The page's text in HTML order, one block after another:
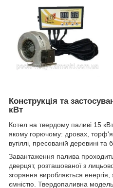
Конструкція та
кВт
Котел на твердому паливі 15
якому горючому: дровах,
вугіллі, пресованій деревині та
Завантаження палива
дверцят, розташованої з
згоряння виробляється
ємністю. Твердопаливна модель